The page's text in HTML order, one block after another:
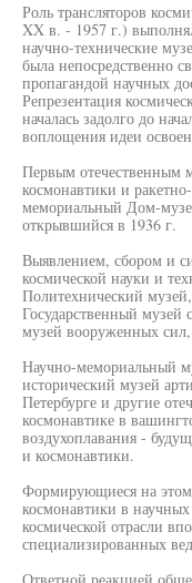
Роль трансляторов
XX в. - 1957 г.)
научно-технические
была непосредственно
пропагандой научных
Репрезентация
началась задолго до
воплощения идеи
Первым отечественным
космонавтики и
мемориальный Дом-
открывшийся в 1936 г.
Выявлением, сбором и
космической науки и
Политехнический
Государственный
музей вооруженных сил,
Научно-мемориальный
исторический музей
Петербурге и другие
космонавтике в
воздухоплавания -
и космонавтики.
Формирующиеся на этом
космонавтики в
космической отрасли
специализированных